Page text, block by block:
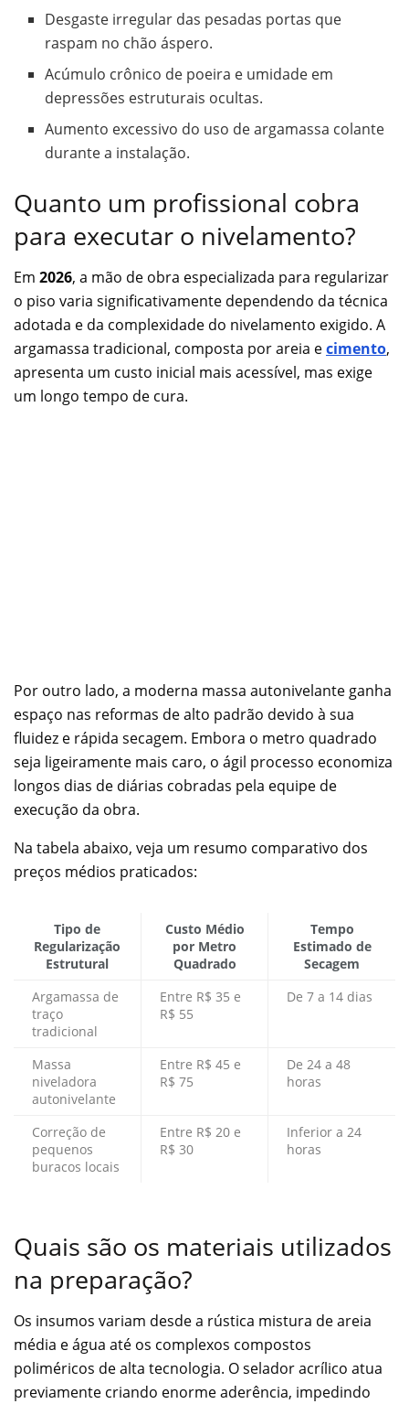
Desgaste irregular das pesadas portas que
raspam no chão áspero.
Acúmulo crônico de poeira e umidade em
depressões estruturais ocultas.
Aumento excessivo do uso de argamassa colante
durante a instalação.
Quanto um profissional cobra
para executar o nivelamento?
Em 2026, a mão de obra especializada para regularizar
o piso varia significativamente dependendo da técnica
adotada e da complexidade do nivelamento exigido. A
argamassa tradicional, composta por areia ecimento,
apresenta um custo inicial mais acessível, mas exige
um longo tempo de cura.
Por outro lado, a moderna massa autonivelante ganha
espaço nas reformas de alto padrão devido à sua
fluidez e rápida secagem. Embora o metro quadrado
seja ligeiramente mais caro, o ágil processo economiza
longos dias de diárias cobradas pela equipe de
execução da obra.
Na tabela abaixo, veja um resumo comparativo dos
preços médios praticados:
Tipo de
Regularização
Estrutural
Custo Médio
por Metro
Quadrado
Tempo
Estimado de
Secagem
Argamassa de
traço
tradicional
Entre R$ 35 e
R$ 55
De 7 a 14 dias
Massa
niveladora
autonivelante
Entre R$ 45 e
R$ 75
De 24 a 48
horas
Correção de
pequenos
buracos locais
Entre R$ 20 e
R$ 30
Inferior a 24
horas
Quais são os materiais utilizados
na preparação?
Os insumos variam desde a rústica mistura de areia
média e água até os complexos compostos
poliméricos de alta tecnologia. O selador acrílico atua
previamente criando enorme aderência, impedindo